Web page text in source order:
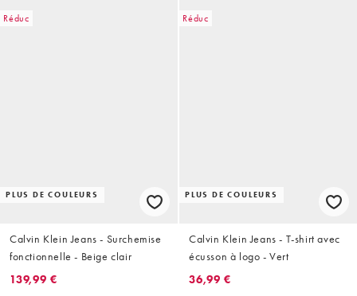
Réduc
PLUS DE COULEURS
Calvin Klein Jeans - Surchemise
fonctionnelle - Beige clair
139,99 €
Réduc
PLUS DE COULEURS
Calvin Klein Jeans - T-shirt avec
écusson à logo - Vert
36,99 €